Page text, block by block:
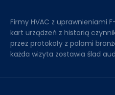
Firmy HVAC z uprawnieniami
kart urządzeń z historią
przez protokoły z polami
każda wizyta zostawia ślad